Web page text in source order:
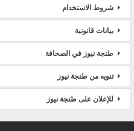
شروط الاستخدام
بيانات قانونية
طنجة نيوز في الصحافة
تنويه من طنجة نيوز
للإعلان على طنجة نيوز